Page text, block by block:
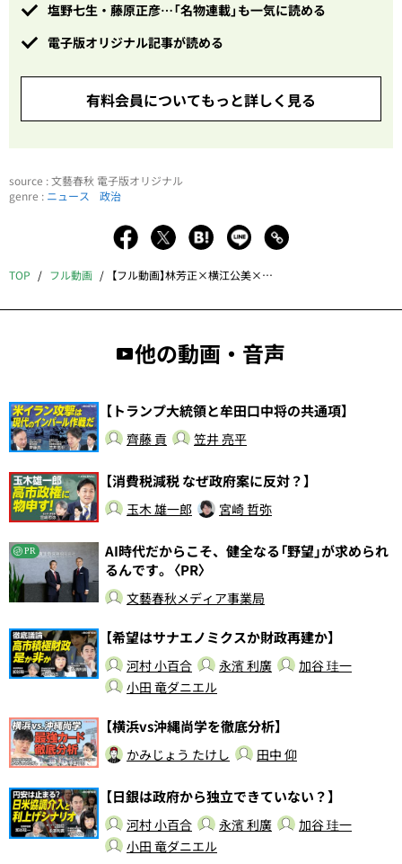
塩野七生・藤原正彦…「名物連載」も一気に読める
電子版オリジナル記事が読める
有料会員についてもっと詳しく見る
source : 文藝春秋 電子版オリジナル
genre : ニュース 政治
TOP フル動画 【フル動画】林芳正×横江公美×青山和弘「外相退任で“ポスト岸田”へ本格始動?」
他の動画・音声
【トランプ大統領と牟田口中将の共通項】
齊藤 貢 笠井 亮平
【消費税減税 なぜ政府案に反対？】
玉木 雄一郎 宮崎 哲弥
PR
AI時代だからこそ、健全なる「野望」が求められ
るんです。〈PR〉
文藝春秋メディア事業局
【希望はサナエノミクスか財政再建か】
河村 小百合 永濱 利廣
加谷 珪一
小田 竜ダニエル
【横浜vs沖縄尚学を徹底分析】
かみじょう たけし 田中 仰
【日銀は政府から独立できていない？】
河村 小百合 永濱 利廣
加谷 珪一
小田 竜ダニエル